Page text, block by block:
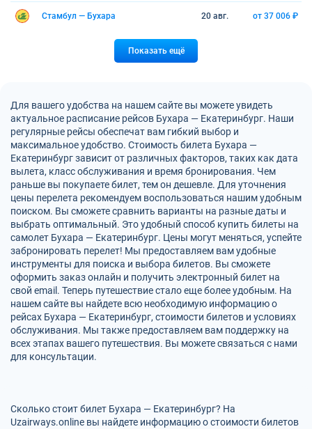
Стамбул — Бухара 20 авг. от 37 006 ₽
Показать ещё
Для вашего удобства на нашем сайте вы можете увидеть
актуальное расписание рейсов Бухара — Екатеринбург. Наши
регулярные рейсы обеспечат вам гибкий выбор и
максимальное удобство. Стоимость билета Бухара —
Екатеринбург зависит от различных факторов, таких как дата
вылета, класс обслуживания и время бронирования. Чем
раньше вы покупаете билет, тем он дешевле. Для уточнения
цены перелета рекомендуем воспользоваться нашим удобным
поиском. Вы сможете сравнить варианты на разные даты и
выбрать оптимальный. Это удобный способ купить билеты на
самолет Бухара — Екатеринбург. Цены могут меняться, успейте
забронировать перелет! Мы предоставляем вам удобные
инструменты для поиска и выбора билетов. Вы сможете
оформить заказ онлайн и получить электронный билет на
свой email. Теперь путешествие стало еще более удобным. На
нашем сайте вы найдете всю необходимую информацию о
рейсах Бухара — Екатеринбург, стоимости билетов и условиях
обслуживания. Мы также предоставляем вам поддержку на
всех этапах вашего путешествия. Вы можете связаться с нами
для консультации.
Сколько стоит билет Бухара — Екатеринбург? На
Uzairways.online вы найдете информацию о стоимости билетов